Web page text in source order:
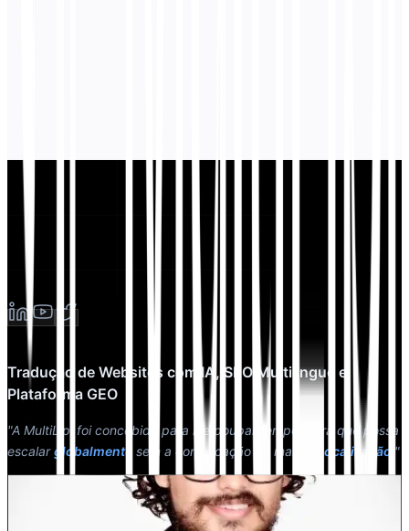
compreendem e referenciam o seu website.
Tradução de Websites com IA, SEO Multilingue e
Plataforma GEO
"A MultiLipi foi concebida para lhe poupar tempo, para que possa
escalarglobalmente sem a complicação do manual localização ."